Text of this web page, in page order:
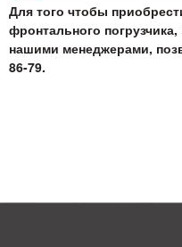
Для того чтобы
фронтального
нашими менеджерами,
86-79.